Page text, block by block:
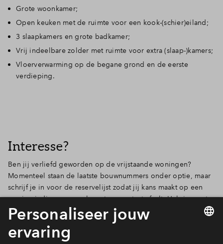
Grote woonkamer;
Open keuken met de ruimte voor een kook-(schier)eiland;
3 slaapkamers en grote badkamer;
Vrij indeelbare zolder met ruimte voor extra (slaap-)kamers;
Vloerverwarming op de begane grond en de eerste
verdieping.
Interesse?
Ben jij verliefd geworden op de vrijstaande woningen?
Momenteel staan de laatste bouwnummers onder optie, maar
schrijf je in voor de reservelijst zodat jij kans maakt op een
woning indien er onverhoopt een optant afvalt. Heb je eerst
nog vragen? Stel ze gerust via de mail of telefonisch. We
staan je graag te woord en helpen je graag verder!